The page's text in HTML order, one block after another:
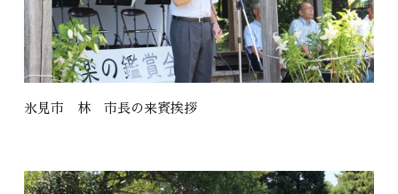
氷見市 林 市長の来賓挨拶